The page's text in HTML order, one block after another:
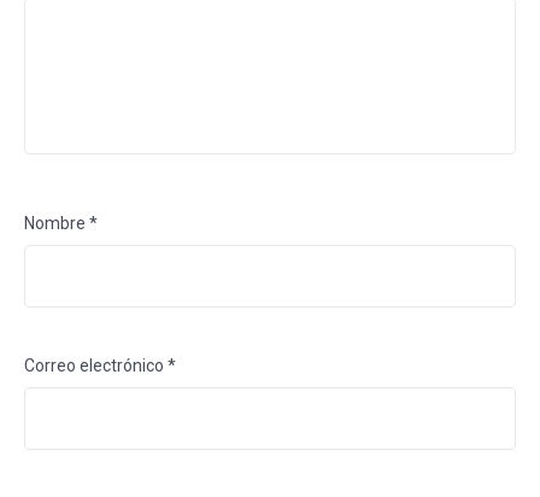
Nombre *
Correo electrónico *